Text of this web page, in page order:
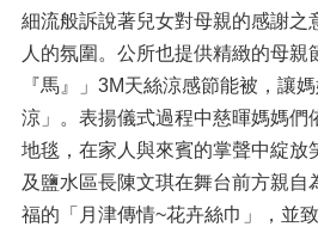
里
鄰
走
表
單
下
載
細流般訴說著兒女對母親的感謝之
人的氛圍。公所也提供精緻的母親
『馬』」3M天絲涼感節能被，讓
涼」。表揚儀式過程中慈暉媽媽們
地毯，在家人與來賓的掌聲中綻放
及鹽水區長陳文琪在舞台前方親自
福的「月津傳情~花卉絲巾」，並